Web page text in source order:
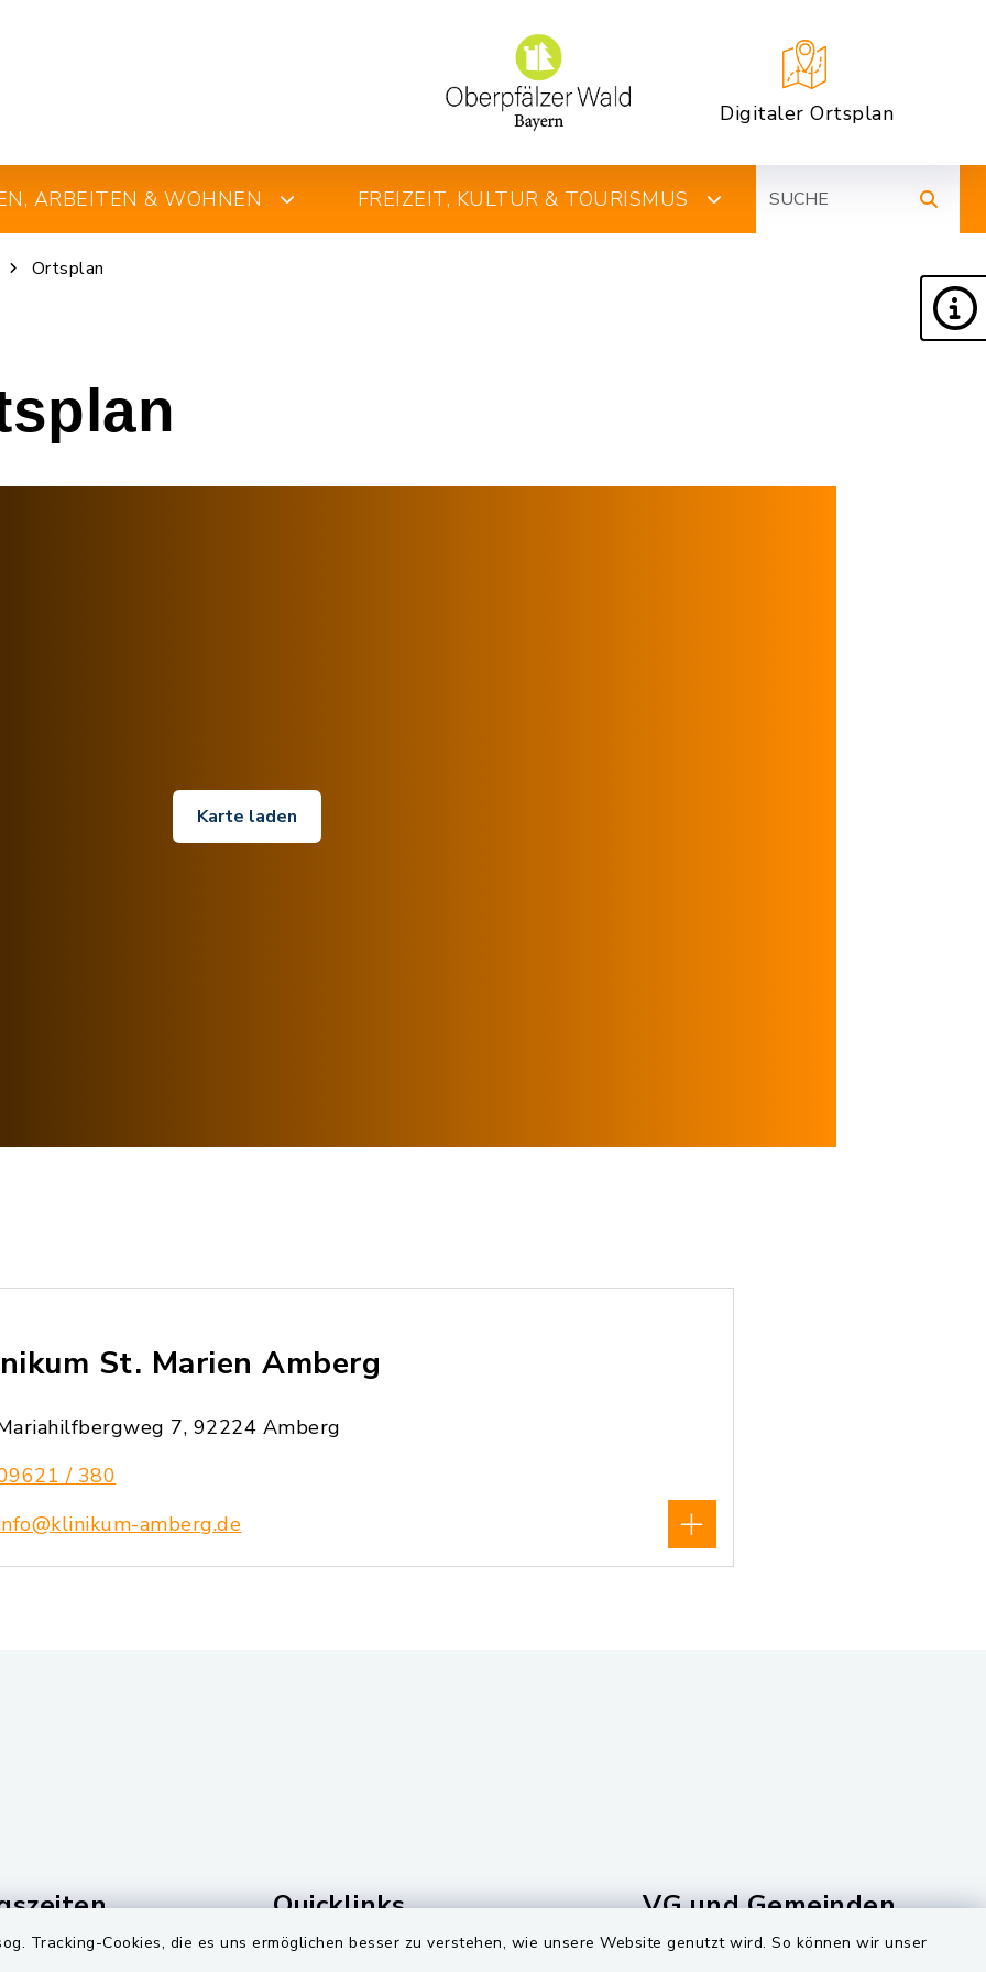
Tracking-Cookies, die es uns ermöglichen besser zu verstehen, wie unsere Website genutzt wird. So können wir unser
Digitaler Ortsplan
ARBEITEN & WOHNEN FREIZEIT, KULTUR & TOURISMUS
Ortsplan
Karte laden
St. Marien Amberg
7, 92224 Amberg
/ 380
amberg.de
Quicklinks VG und Gemeinden
Markt Schwarzenfeld